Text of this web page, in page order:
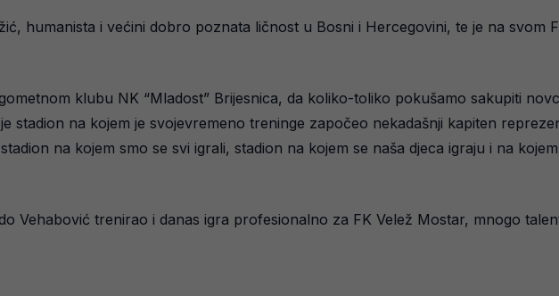
humanista i većini dobro poznata ličnost u Bosni i Hercegovini, te je na svom
klubu NK “Mladost” Brijesnica, da koliko-toliko pokušamo sakupiti
stadion na kojem je svojevremeno treninge započeo nekadašnji kapiten
na kojem smo se svi igrali, stadion na kojem se naša djeca igraju i na
Vehabović trenirao i danas igra profesionalno za FK Velež Mostar, mnogo